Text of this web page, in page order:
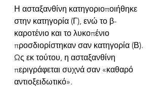
Η ασταξανθίνη κατηγοριοποιήθηκε
στην κατηγορία (Γ), ενώ το β-
καροτένιο και το λυκοπένιο
προσδιορίστηκαν σαν κατηγορία (Β).
Ως εκ τούτου, η ασταξανθίνη
περιγράφεται συχνά σαν «καθαρό
αντιοξειδωτικό».